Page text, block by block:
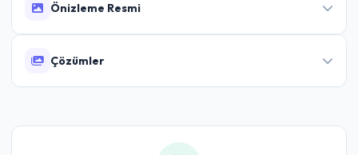
Önizleme Resmi
Çözümler